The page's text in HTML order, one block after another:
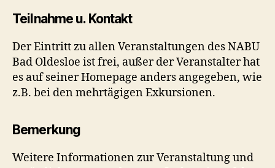
Teilnahme u. Kontakt
Der Eintritt zu allen Veranstaltungen des NABU
Bad Oldesloe ist frei, außer der Veranstalter hat
es auf seiner Homepage anders angegeben, wie
z.B. bei den mehrtägigen Exkursionen.
Bemerkung
Weitere Informationen zur Veranstaltung und